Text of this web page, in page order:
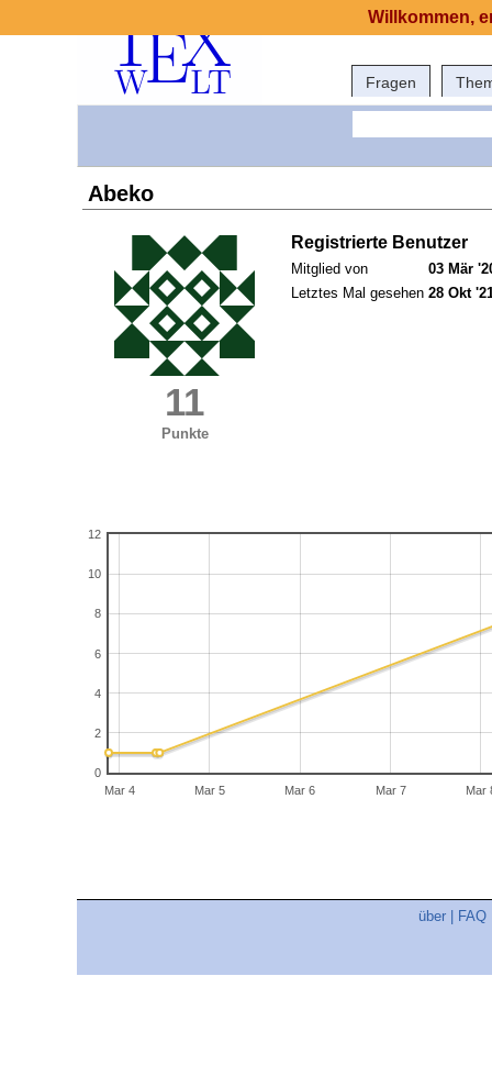
Fragen
Abeko
11
Punkte
Registrierte Benutzer
Mitglied von
03 Mär
Letztes Mal gesehen 28 Okt
Mar 4 Mar 5 Mar 6 Mar 7 Mar
0
2
4
6
8
10
12
über FAQ
Willkommen,